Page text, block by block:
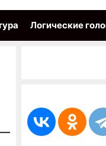
Логические